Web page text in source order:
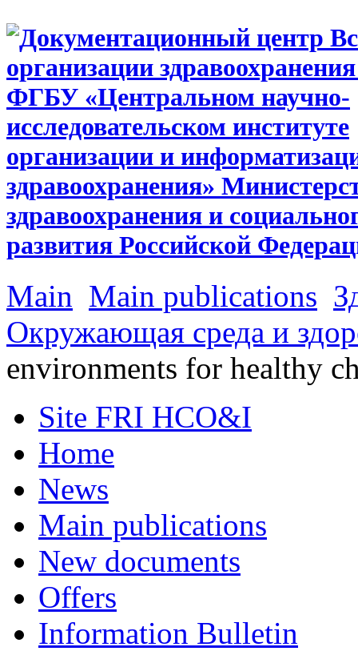
Main Main publications
Окружающая среда и
environments for healthy
Site FRI HCO&I
Home
News
Main publications
New documents
Offers
Information Bulletin